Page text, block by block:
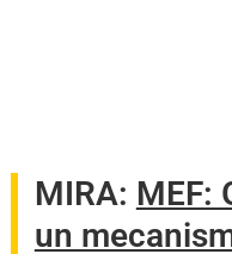
MIRA: MEF:
un